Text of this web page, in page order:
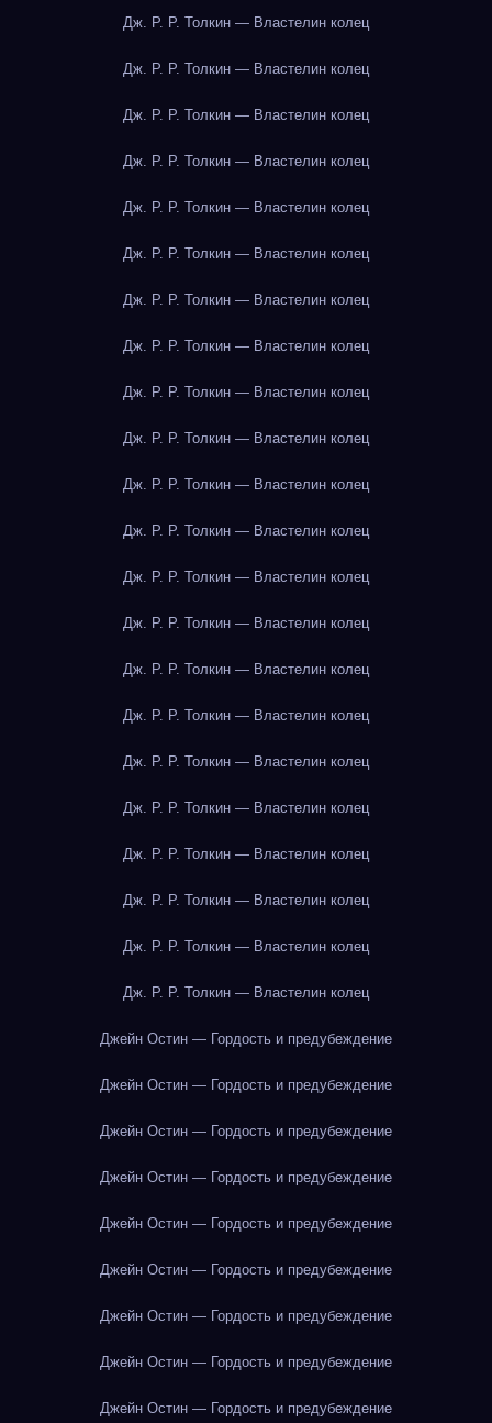
Дж. Р. Р. Толкин — Властелин колец
Дж. Р. Р. Толкин — Властелин колец
Дж. Р. Р. Толкин — Властелин колец
Дж. Р. Р. Толкин — Властелин колец
Дж. Р. Р. Толкин — Властелин колец
Дж. Р. Р. Толкин — Властелин колец
Дж. Р. Р. Толкин — Властелин колец
Дж. Р. Р. Толкин — Властелин колец
Дж. Р. Р. Толкин — Властелин колец
Дж. Р. Р. Толкин — Властелин колец
Дж. Р. Р. Толкин — Властелин колец
Дж. Р. Р. Толкин — Властелин колец
Дж. Р. Р. Толкин — Властелин колец
Дж. Р. Р. Толкин — Властелин колец
Дж. Р. Р. Толкин — Властелин колец
Дж. Р. Р. Толкин — Властелин колец
Дж. Р. Р. Толкин — Властелин колец
Дж. Р. Р. Толкин — Властелин колец
Дж. Р. Р. Толкин — Властелин колец
Дж. Р. Р. Толкин — Властелин колец
Дж. Р. Р. Толкин — Властелин колец
Дж. Р. Р. Толкин — Властелин колец
Джейн Остин — Гордость и предубеждение
Джейн Остин — Гордость и предубеждение
Джейн Остин — Гордость и предубеждение
Джейн Остин — Гордость и предубеждение
Джейн Остин — Гордость и предубеждение
Джейн Остин — Гордость и предубеждение
Джейн Остин — Гордость и предубеждение
Джейн Остин — Гордость и предубеждение
Джейн Остин — Гордость и предубеждение